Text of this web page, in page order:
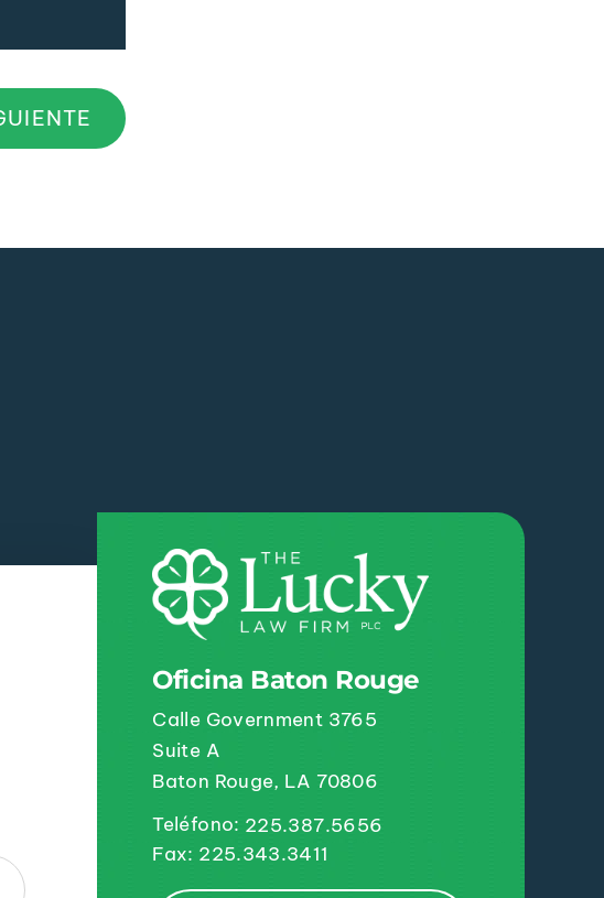
Oficina Baton Rouge
Calle Government 3765
Suite A
Baton Rouge, LA 70806
Teléfono: 225.387.5656
Fax: 225.343.3411